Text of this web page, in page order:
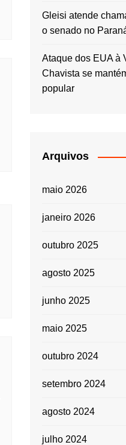
Gleisi atende
o senado no
Ataque dos EUA à
Chavista se
popular
Arquivos
maio 2026
janeiro 2026
outubro 2025
agosto 2025
junho 2025
maio 2025
outubro 2024
setembro 2024
agosto 2024
julho 2024